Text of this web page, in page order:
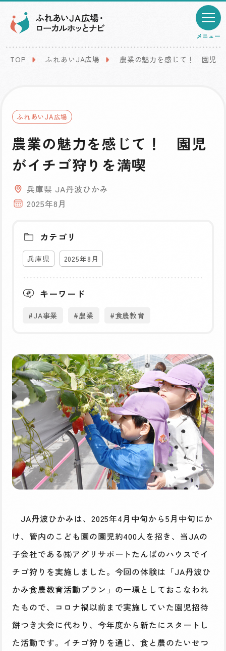
メニュー
TOP ふれあいJA広場 農業の魅力を感じて！ 園児が
ふれあいJA広場
農業の魅力を感じて！ 園児
がイチゴ狩りを満喫
兵庫県 JA丹波ひかみ
2025年8月
カテゴリ
兵庫県 2025年8月
キーワード
#JA事業 #農業 #食農教育
JA丹波ひかみは、2025年4月中旬から5月中旬にか
け、管内のこども園の園児約400人を招き、当JAの
子会社である㈱アグリサポートたんばのハウスでイ
チゴ狩りを実施しました。今回の体験は「JA丹波ひ
かみ食農教育活動プラン」の一環としておこなわれ
たもので、コロナ禍以前まで実施していた園児招待
餅つき大会に代わり、今年度から新たにスタートし
た活動です。イチゴ狩りを通じ、食と農のたいせつ